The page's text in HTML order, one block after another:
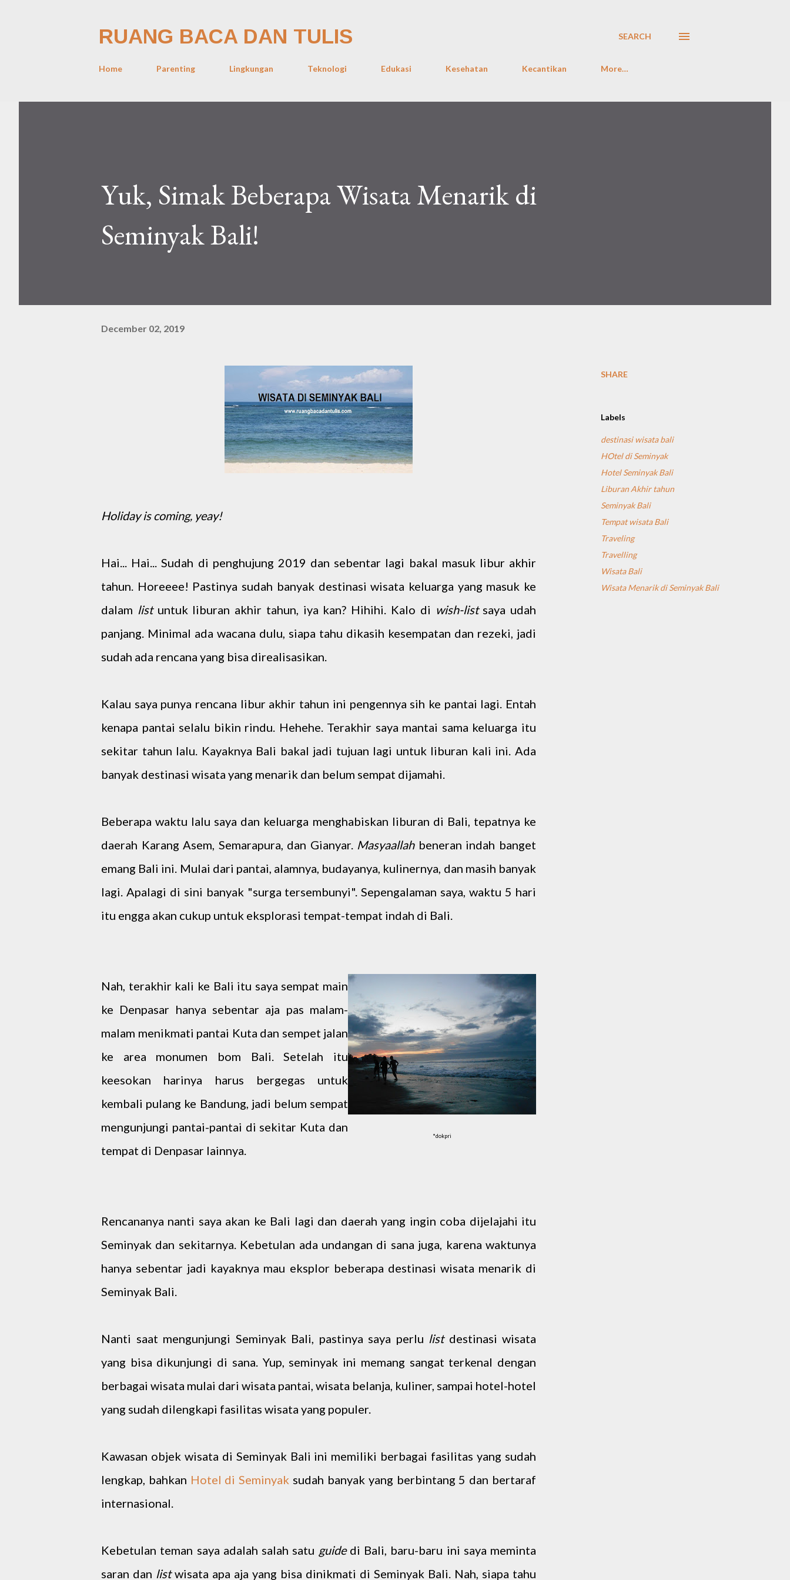
RUANG BACA DAN TULIS SEARCH
Home Parenting Lingkungan Teknologi Edukasi Kesehatan Kecantikan More…
Yuk, Simak Beberapa Wisata Menarik di
Seminyak Bali!
December 02, 2019
Holiday is coming, yeay!
Hai... Hai... Sudah di penghujung 2019 dan sebentar lagi bakal masuk libur akhir
tahun. Horeeee! Pastinya sudah banyak destinasi wisata keluarga yang masuk ke
dalam list untuk liburan akhir tahun, iya kan? Hihihi. Kalo di wish-list saya udah
panjang. Minimal ada wacana dulu, siapa tahu dikasih kesempatan dan rezeki, jadi
sudah ada rencana yang bisa direalisasikan.
Kalau saya punya rencana libur akhir tahun ini pengennya sih ke pantai lagi. Entah
kenapa pantai selalu bikin rindu. Hehehe. Terakhir saya mantai sama keluarga itu
sekitar tahun lalu. Kayaknya Bali bakal jadi tujuan lagi untuk liburan kali ini. Ada
banyak destinasi wisata yang menarik dan belum sempat dijamahi.
Beberapa waktu lalu saya dan keluarga menghabiskan liburan di Bali, tepatnya ke
daerah Karang Asem, Semarapura, dan Gianyar. Masyaallah beneran indah banget
emang Bali ini. Mulai dari pantai, alamnya, budayanya, kulinernya, dan masih banyak
lagi. Apalagi di sini banyak "surga tersembunyi". Sepengalaman saya, waktu 5 hari
itu engga akan cukup untuk eksplorasi tempat-tempat indah di Bali.
*dokpri
Nah, terakhir kali ke Bali itu saya sempat main
ke Denpasar hanya sebentar aja pas malam-
malam menikmati pantai Kuta dan sempet jalan
ke area monumen bom Bali. Setelah itu
keesokan harinya harus bergegas untuk
kembali pulang ke Bandung, jadi belum sempat
mengunjungi pantai-pantai di sekitar Kuta dan
tempat di Denpasar lainnya.
Rencananya nanti saya akan ke Bali lagi dan daerah yang ingin coba dijelajahi itu
Seminyak dan sekitarnya. Kebetulan ada undangan di sana juga, karena waktunya
hanya sebentar jadi kayaknya mau eksplor beberapa destinasi wisata menarik di
Seminyak Bali.
Nanti saat mengunjungi Seminyak Bali, pastinya saya perlu list destinasi wisata
yang bisa dikunjungi di sana. Yup, seminyak ini memang sangat terkenal dengan
berbagai wisata mulai dari wisata pantai, wisata belanja, kuliner, sampai hotel-hotel
yang sudah dilengkapi fasilitas wisata yang populer.
Kawasan objek wisata di Seminyak Bali ini memiliki berbagai fasilitas yang sudah
lengkap, bahkan Hotel di Seminyak sudah banyak yang berbintang 5 dan bertaraf
internasional.
Kebetulan teman saya adalah salah satu guide di Bali, baru-baru ini saya meminta
saran dan listwisata apa aja yang bisa dinikmati di Seminyak Bali. Nah, siapa tahu
SHARE
Labels
destinasi wisata bali
HOtel di Seminyak
Hotel Seminyak Bali
Liburan Akhir tahun
Seminyak Bali
Tempat wisata Bali
Traveling
Travelling
Wisata Bali
Wisata Menarik di Seminyak Bali